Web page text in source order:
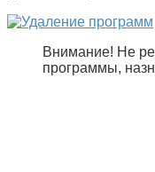
Внимание! Не
программы,